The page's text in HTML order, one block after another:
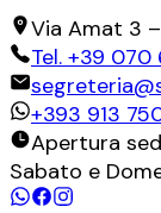
Via Amat 3 –
Tel. +39 070
+393 913
Apertura
Sabato e